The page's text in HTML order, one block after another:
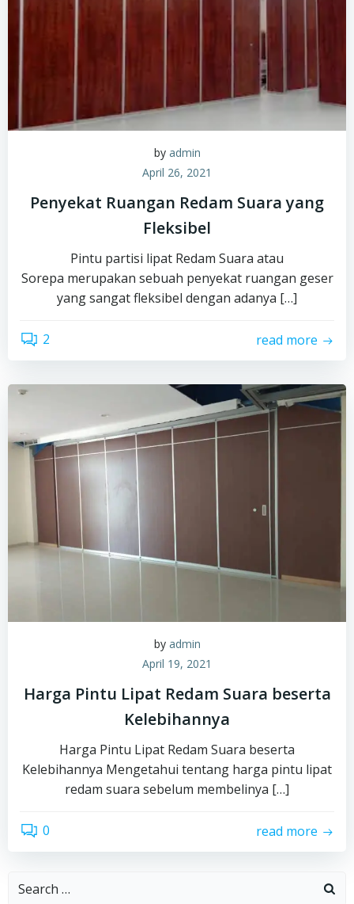
by admin
April 26, 2021
Penyekat Ruangan Redam Suara yang
Fleksibel
Pintu partisi lipat Redam Suara atau
Sorepa merupakan sebuah penyekat ruangan geser
yang sangat fleksibel dengan adanya […]
2 read more
by admin
April 19, 2021
Harga Pintu Lipat Redam Suara beserta
Kelebihannya
Harga Pintu Lipat Redam Suara beserta
Kelebihannya Mengetahui tentang harga pintu lipat
redam suara sebelum membelinya […]
0 read more
Search